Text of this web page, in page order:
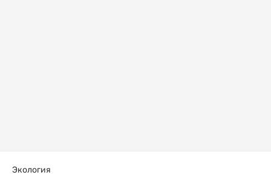
Экология